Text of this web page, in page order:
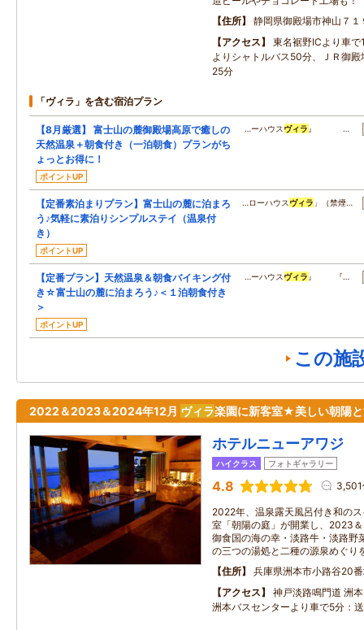
住所
静岡県御殿場市神山７１
アクセス
東名裾野ICより車
よりシャトルバス50分、ＪＲ御
25分
「ヴィラ」を含む宿泊プラン
【8月厳選】 富士山の麓御殿場高原で癒しの
天然温泉＋朝食付き（一泊朝食）プランがち
ょっとお得に！
ポイントUP
…ーハウス ヴィラ 』 …
【定番素泊まりプラン】富士山の麓に泊まろ
う♪気軽に素泊りシンプルステイ（温泉付
き）
ポイントUP
…ローハウス ヴィラ 」（禁煙…
【定番プラン】天然温泉＆朝食バイキング付
き☆富士山の麓に泊まろう♪＜１泊朝食付き
＞
ポイントUP
…ーハウス ヴィラ 』 『…
この施
2022＆2023＆2024年12月 ヴィラ楽園に新客室★美しい朝陽
ホテルニューアワジ
ハイクラス フォトギャラリー
4.8
2022年、温泉露天風呂付き和の
室「朝陽の庭」が開業し、2023
御食国の海の幸・淡路牛・淡路野
の三つの湯処と二種の源泉めぐり
住所
兵庫県洲本市小路谷20
アクセス
神戸淡路鳴門道 洲
洲本バスセンターより車で5分：